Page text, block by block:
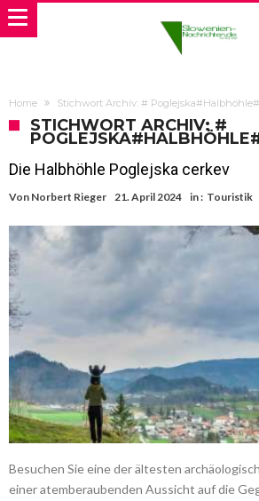
Home Stichwort Archiv: #
STICHWORT ARCHIV: #
Die Halbhöhle Poglejska cerkev
Von Norbert Rieger 21. April 2024 in : Touristik
Besuchen Sie eine der ältesten
einer atemberaubenden Aussicht auf die